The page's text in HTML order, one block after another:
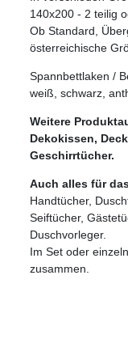
140x200 - 2 teilig
Ob Standard,
österreichische
Spannbettlaken /
weiß, schwarz,
Weitere
Dekokissen,
Geschirrtücher.
Auch alles für
Handtücher,
Seiftücher,
Duschvorleger.
Im Set oder
zusammen.